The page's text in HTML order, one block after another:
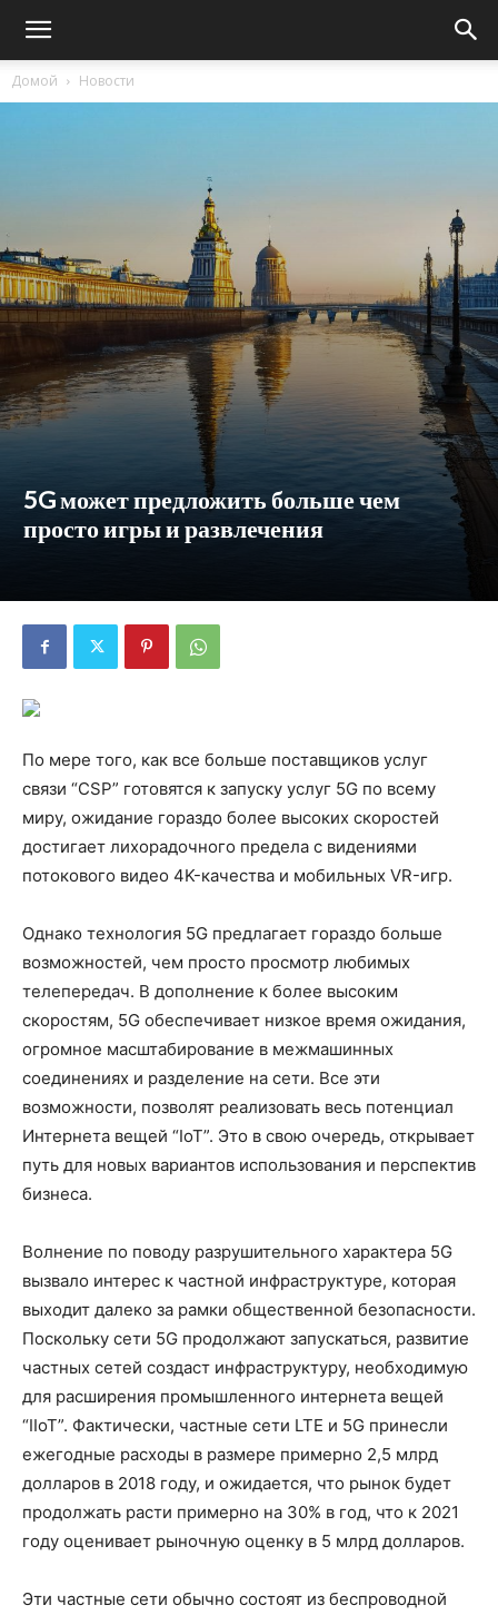
Домой Новости
5G может предложить больше чем
просто игры и развлечения
По мере того, как все больше поставщиков услуг
связи “CSP” готовятся к запуску услуг 5G по всему
миру, ожидание гораздо более высоких скоростей
достигает лихорадочного предела с видениями
потокового видео 4K-качества и мобильных VR-игр.
Однако технология 5G предлагает гораздо больше
возможностей, чем просто просмотр любимых
телепередач. В дополнение к более высоким
скоростям, 5G обеспечивает низкое время ожидания,
огромное масштабирование в межмашинных
соединениях и разделение на сети. Все эти
возможности, позволят реализовать весь потенциал
Интернета вещей “IoT”. Это в свою очередь, открывает
путь для новых вариантов использования и перспектив
бизнеса.
Волнение по поводу разрушительного характера 5G
вызвало интерес к частной инфраструктуре, которая
выходит далеко за рамки общественной безопасности.
Поскольку сети 5G продолжают запускаться, развитие
частных сетей создаст инфраструктуру, необходимую
для расширения промышленного интернета вещей
“IIoT”. Фактически, частные сети LTE и 5G принесли
ежегодные расходы в размере примерно 2,5 млрд
долларов в 2018 году, и ожидается, что рынок будет
продолжать расти примерно на 30% в год, что к 2021
году оценивает рыночную оценку в 5 млрд долларов.
Эти частные сети обычно состоят из беспроводной